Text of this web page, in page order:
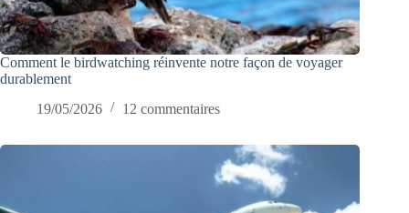
Comment le birdwatching réinvente notre façon de voyager
durablement
19/05/2026
12 commentaires